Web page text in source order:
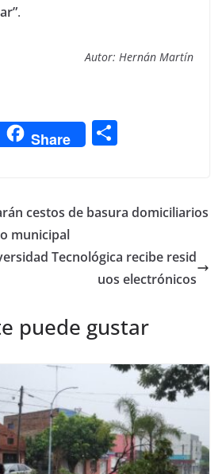
.
Autor: Hernán Martín
Share
p
tir
cestos de basura domiciliarios
municipal
Tecnológica recibe resid
uos electrónicos
puede gustar